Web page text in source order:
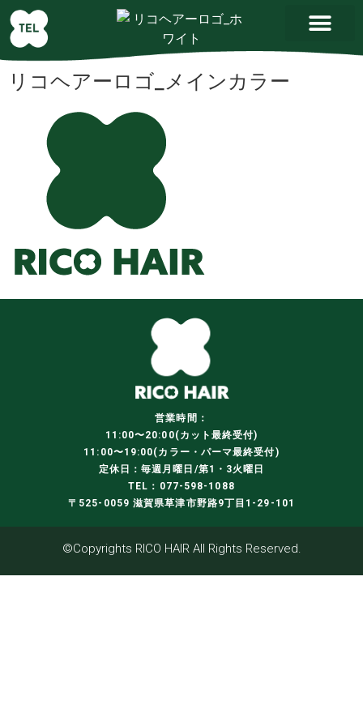
リコヘアーロゴ_メインカラー
営業時間：
11:00〜20:00(カット最終受付)
11:00〜19:00(カラー・パーマ最終受付)
定休日：毎週月曜日/第1・3火曜日
TEL：077-598-1088
〒525-0059 滋賀県草津市野路9丁目1-29-101
©Copyrights RICO HAIR All Rights Reserved.